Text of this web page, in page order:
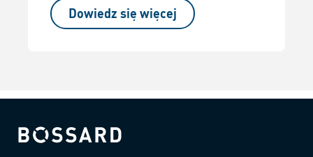
Dowiedz się więcej
Bossard homepage